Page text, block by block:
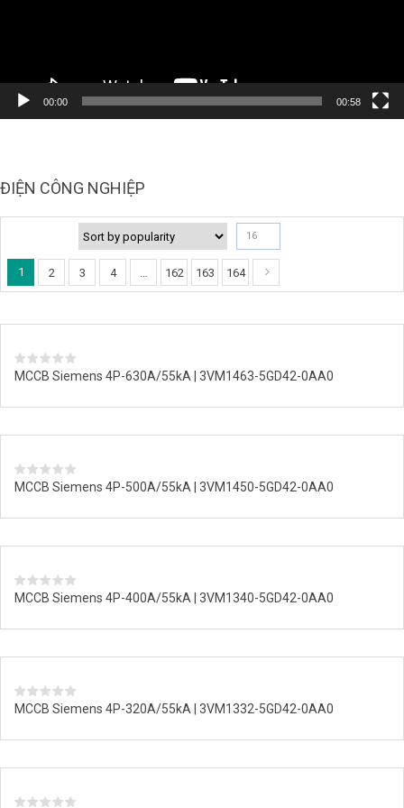
00:00 00:58
ĐIỆN CÔNG NGHIỆP
16
1 2 3 4 … 162 163 164
MCCB Siemens 4P-630A/55kA | 3VM1463-5GD42-0AA0
MCCB Siemens 4P-500A/55kA | 3VM1450-5GD42-0AA0
MCCB Siemens 4P-400A/55kA | 3VM1340-5GD42-0AA0
MCCB Siemens 4P-320A/55kA | 3VM1332-5GD42-0AA0